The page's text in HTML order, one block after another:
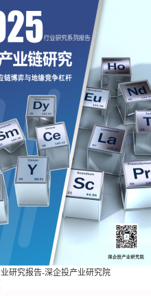
研究报告-深企投产业研究院